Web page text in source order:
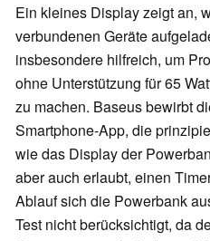
Ein kleines Display zeigt an,
verbundenen Geräte
insbesondere hilfreich, um
ohne Unterstützung für 65
zu machen. Baseus bewirbt
Smartphone-App, die
wie das Display der
aber auch erlaubt, einen
Ablauf sich die Powerbank
Test nicht berücksichtigt, da